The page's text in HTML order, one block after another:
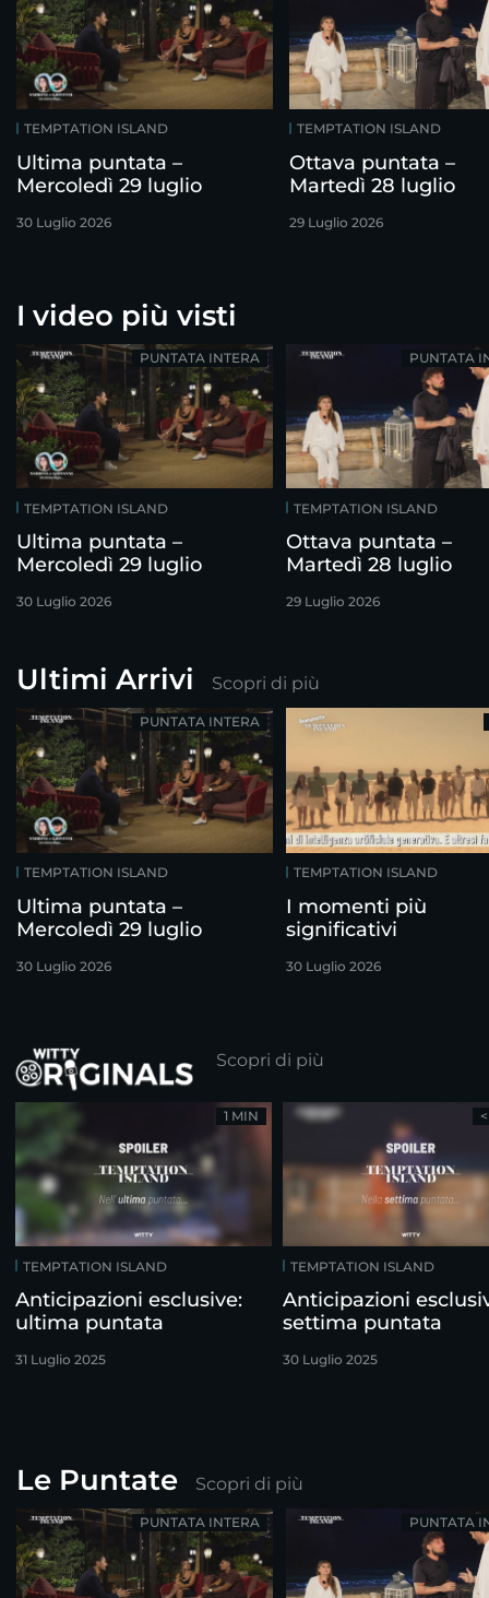
TEMPTATION ISLAND
Ultima puntata –
Mercoledì 29 luglio
30 Luglio 2026
TEMPTATION ISLAND
Ottava puntata –
Martedì 28 luglio
29 Luglio 2026
I video più visti
TEMPTATION ISLAND
Ultima puntata –
Mercoledì 29 luglio
30 Luglio 2026
PUNTATA INTERA
TEMPTATION ISLAND
Ottava puntata –
Martedì 28 luglio
29 Luglio 2026
PUNTATA
Ultimi Arrivi Scopri di più
TEMPTATION ISLAND
Ultima puntata –
Mercoledì 29 luglio
30 Luglio 2026
PUNTATA INTERA
TEMPTATION ISLAND
I momenti più
significativi
30 Luglio 2026
Scopri di più
TEMPTATION ISLAND
Anticipazioni esclusive:
ultima puntata
31 Luglio 2025
1 MIN
TEMPTATION ISLAND
Anticipazioni
settima puntata
30 Luglio 2025
Le Puntate Scopri di più
PUNTATA INTERA PUNTATA